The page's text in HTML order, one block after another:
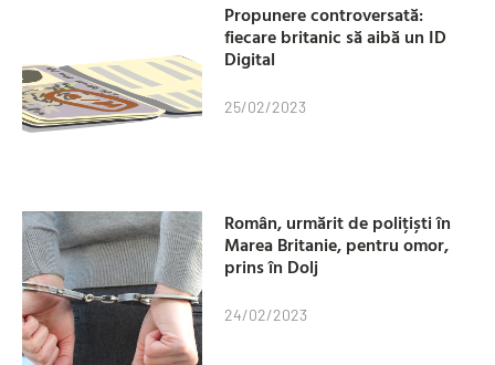
Propunere controversată:
fiecare britanic să aibă un ID
Digital
25/02/2023
Român, urmărit de polițiști în
Marea Britanie, pentru omor,
prins în Dolj
24/02/2023